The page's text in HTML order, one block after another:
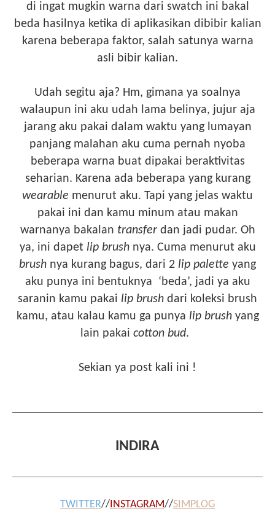
di ingat mugkin warna dari swatch ini bakal
beda hasilnya ketika di aplikasikan dibibir kalian
karena beberapa faktor, salah satunya warna
asli bibir kalian.
Udah segitu aja? Hm, gimana ya soalnya
walaupun ini aku udah lama belinya, jujur aja
jarang aku pakai dalam waktu yang lumayan
panjang malahan aku cuma pernah nyoba
beberapa warna buat dipakai beraktivitas
seharian. Karena ada beberapa yang kurang
wearable menurut aku. Tapi yang jelas waktu
pakai ini dan kamu minum atau makan
warnanya bakalan transferdan jadi pudar. Oh
ya, ini dapet lip brushnya. Cuma menurut aku
brush nya kurang bagus, dari 2 lip palette yang
aku punya ini bentuknya ‘beda’, jadi ya aku
saranin kamu pakai lip brush dari koleksi brush
kamu, atau kalau kamu ga punya lip brushyang
lain pakai cotton bud.
Sekian ya post kali ini !
INDIRA
TWITTER//INSTAGRAM//SIMPLOG